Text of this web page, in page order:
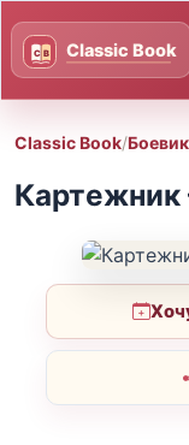
Classic Book/Боевик